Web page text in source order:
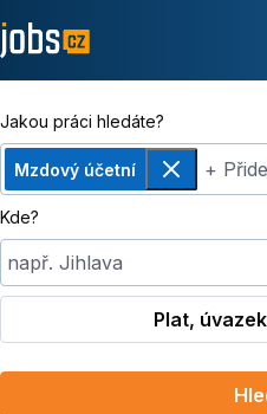
Jakou práci hledáte?
Mzdový účetní
Odebrat
+
Kde?
např. Jihlava
Plat,